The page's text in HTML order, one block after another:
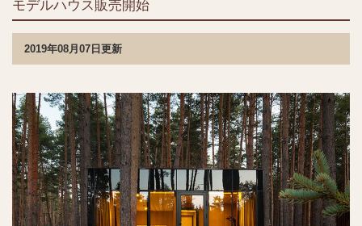
モデルハウス販売開始
2019年08月07日更新